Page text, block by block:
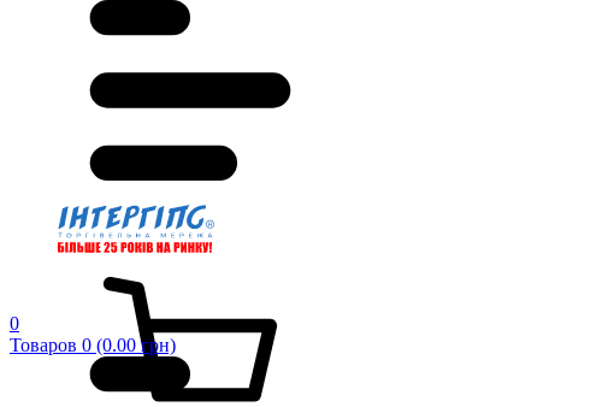
0
Товаров 0 (0.00 грн)